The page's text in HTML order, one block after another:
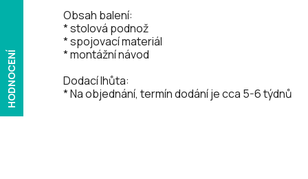
Obsah balení:
* stolová podnož
* spojovací materiál
* montážní návod
Dodací lhůta:
* Na objednání, termín dodání je cca 5-6 týdnů
HODNOCENÍ